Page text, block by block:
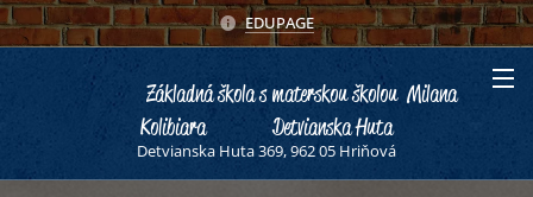
EDUPAGE
Základná škola s materskou školou Milana
Kolibiara Detvianska Huta
Detvianska Huta 369, 962 05 Hriňová